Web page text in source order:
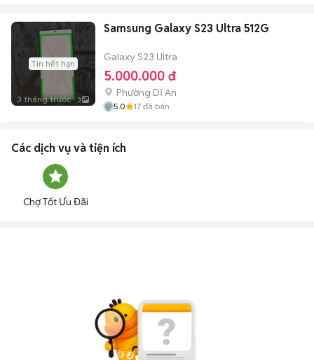
Tin hết hạn
3 tháng trước 3
Samsung Galaxy S23 Ultra 512G
Galaxy S23 Ultra
5.000.000 đ
Phường Dĩ An
5.0 17 đã bán
Các dịch vụ và tiện ích
Chợ Tốt Ưu Đãi